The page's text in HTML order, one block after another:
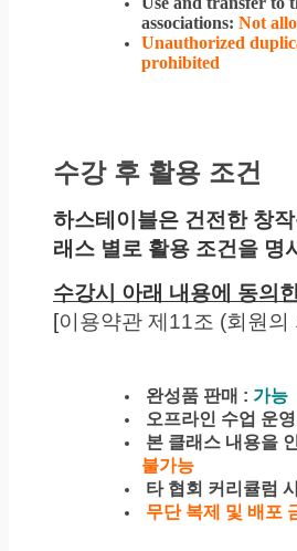
associations: Not
Unauthorized
prohibited
수강 후 활용 조건
하스테이블은 건전한 창
래스 별로 활용 조건을 명
수강시 아래 내용에 동의
[이용약관 제11조 (회원의
완성품 판매 : 가능
오프라인 수업 운
본 클래스 내용을
불가능
타 협회 커리큘럼
무단 복제 및 배포